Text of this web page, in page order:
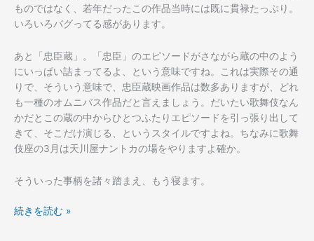
ものではなく、若年だったこの作品当時には既に貫禄たっぷり。
いろいろバグってる感があります。
あと「忠臣蔵」。「忠臣」のエピソードがさながら蔵の中のよう
にいっぱい詰まってるよ、という意味ですね。これは実際その通
りで、そういう意味で、忠臣蔵映画作品は数多ありますが、どれ
も一種のオムニバス作品だと言えましょう。だいたい歌舞伎なん
かだとこの蔵の中からひとつふたりエピソードを引っ張り出して
きて、そこだけ演じる、というスタイルですよね。ちなみに歌舞
伎座の3月は天川屋ナントカの場をやりますよ確か。
そういった事柄を諸々踏まえ、もう寝ます。
あ
続きを読む »